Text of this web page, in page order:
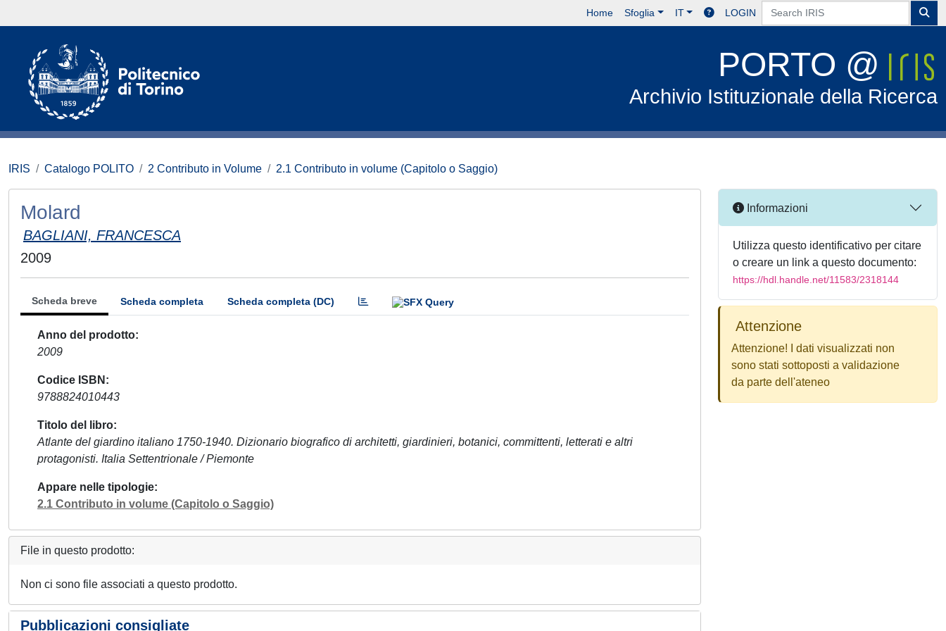
Home Sfoglia IT LOGIN
PORTO @
Archivio Istituzionale della Ricerca
IRIS Catalogo POLITO 2 Contributo in Volume 2.1 Contributo in volume (Capitolo o Saggio)
Molard
BAGLIANI, FRANCESCA
2009
Scheda breve Scheda completa Scheda completa (DC)
Anno del prodotto
2009
Codice ISBN
9788824010443
Titolo del libro
Atlante del giardino italiano 1750-1940. Dizionario biografico di architetti, giardinieri, botanici, committenti, letterati e altri
protagonisti. Italia Settentrionale / Piemonte
Appare nelle tipologie
2.1 Contributo in volume (Capitolo o Saggio)
File in questo prodotto:
Non ci sono file associati a questo prodotto.
Pubblicazioni consigliate
Informazioni
Utilizza questo identificativo per citare
o creare un link a questo documento:
https://hdl.handle.net/11583/2318144
Attenzione
Attenzione! I dati visualizzati non
sono stati sottoposti a validazione
da parte dell'ateneo